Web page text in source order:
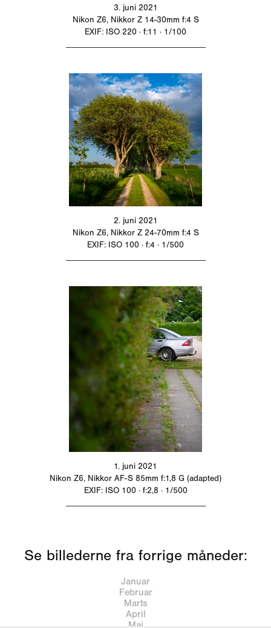
3. juni 2021
Nikon Z6, Nikkor Z 14-30mm f:4 S
EXIF: ISO 220 · f:11 · 1/100
2. juni 2021
Nikon Z6, Nikkor Z 24-70mm f:4 S
EXIF: ISO 100 · f:4 · 1/500
1. juni 2021
Nikon Z6, Nikkor AF-S 85mm f:1,8 G (adapted)
EXIF: ISO 100 · f:2,8 · 1/500
Se billederne fra forrige måneder:
Januar
Februar
Marts
April
Maj